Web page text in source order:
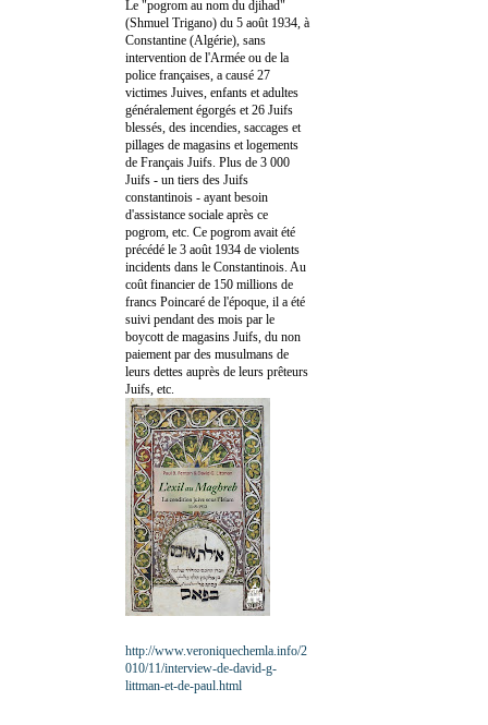
Le "pogrom au nom du djihad"
(Shmuel Trigano) du 5 août 1934, à
Constantine (Algérie), sans
intervention de l'Armée ou de la
police françaises, a causé 27
victimes Juives, enfants et adultes
généralement égorgés et 26 Juifs
blessés, des incendies, saccages et
pillages de magasins et logements
de Français Juifs. Plus de 3 000
Juifs - un tiers des Juifs
constantinois - ayant besoin
d'assistance sociale après ce
pogrom, etc. Ce pogrom avait été
précédé le 3 août 1934 de violents
incidents dans le Constantinois. Au
coût financier de 150 millions de
francs Poincaré de l'époque, il a été
suivi pendant des mois par le
boycott de magasins Juifs, du non
paiement par des musulmans de
leurs dettes auprès de leurs prêteurs
Juifs, etc.
http://www.veroniquechemla.info/2
010/11/interview-de-david-g-
littman-et-de-paul.html